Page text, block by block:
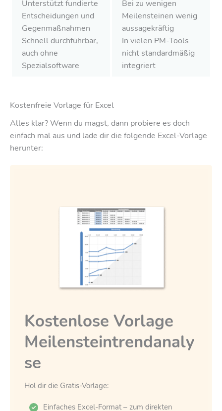
Unterstützt fundierte
Entscheidungen und
Gegenmaßnahmen
Schnell durchführbar,
auch ohne
Spezialsoftware
Bei zu wenigen
Meilensteinen wenig
aussagekräftig
In vielen PM-Tools
nicht standardmäßig
integriert
Kostenfreie Vorlage für Excel
Alles klar? Wenn du magst, dann probiere es doch
einfach mal aus und lade dir die folgende Excel-Vorlage
herunter:
Kostenlose Vorlage
Meilensteintrendanaly
se
Hol dir die Gratis-Vorlage:
Einfaches Excel-Format – zum direkten